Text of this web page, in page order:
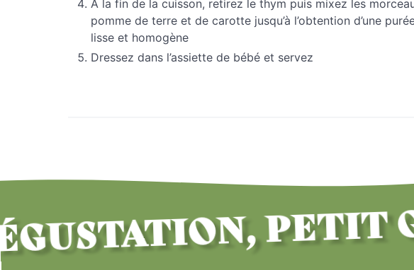
A la fin de la cuisson, retirez le thym puis mixez les
pomme de terre et de carotte jusqu’à l’obtention d’une
lisse et homogène
Dressez dans l’assiette de bébé et servez
PETIT